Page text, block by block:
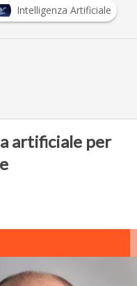
Intelligenza Artificiale
artificiale per